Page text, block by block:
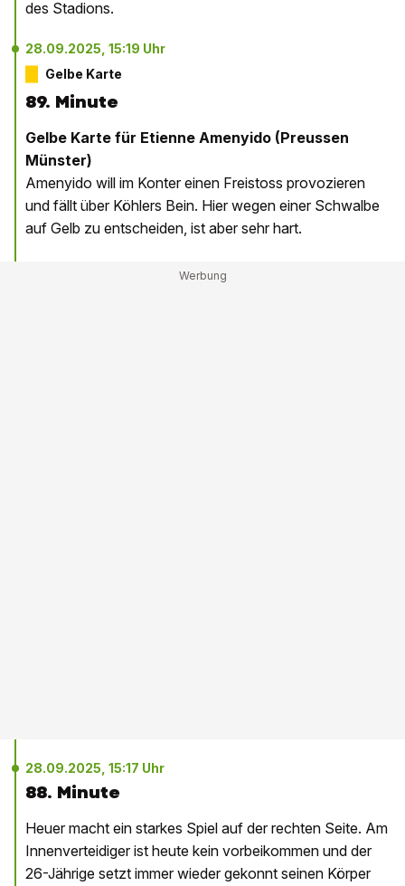
des Stadions.
28.09.2025, 15:19 Uhr
Gelbe Karte
89. Minute
Gelbe Karte für Etienne Amenyido (Preussen
Münster)
Amenyido will im Konter einen Freistoss provozieren
und fällt über Köhlers Bein. Hier wegen einer Schwalbe
auf Gelb zu entscheiden, ist aber sehr hart.
28.09.2025, 15:17 Uhr
88. Minute
Heuer macht ein starkes Spiel auf der rechten Seite. Am
Innenverteidiger ist heute kein vorbeikommen und der
26-Jährige setzt immer wieder gekonnt seinen Körper